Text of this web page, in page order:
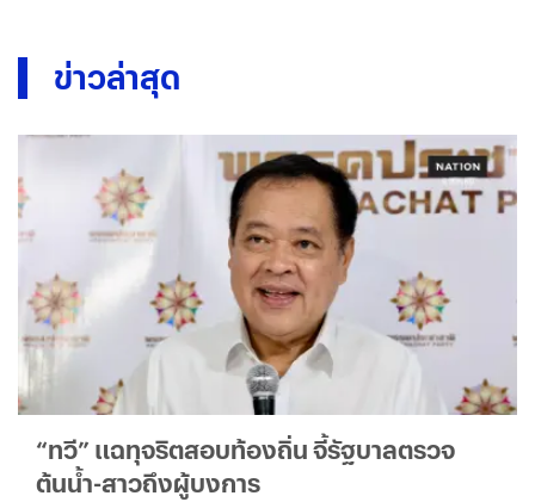
ข่าวล่าสุด
“ทวี” แฉทุจริตสอบท้องถิ่น จี้รัฐบาลตรวจ
ต้นน้ำ-สาวถึงผู้บงการ